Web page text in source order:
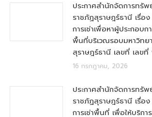
ประกาศสำนักจัดการทรั
ราชภัฏสุราษฎร์ธานี เรื่อ
การเช่าเพื่อหาผู้ประกอบก
พื้นที่บริเวณรอบมหาวิทย
สุราษฎร์ธานี เลขที่ เล
16 กรกฎาคม, 2026
ประกาศสำนักจัดการทรั
ราชภัฏสุราษฎร์ธานี เรื่อ
การเช่าพื้นที่ เพื่อให้บริกา